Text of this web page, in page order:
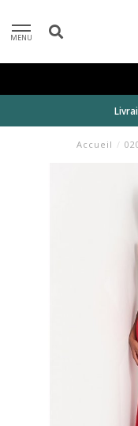
MENU
Accueil /